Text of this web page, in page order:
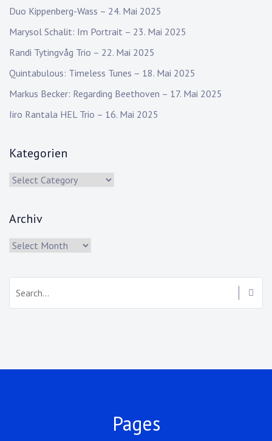
Duo Kippenberg-Wass – 24. Mai 2025
Marysol Schalit: Im Portrait – 23. Mai 2025
Randi Tytingvåg Trio – 22. Mai 2025
Quintabulous: Timeless Tunes – 18. Mai 2025
Markus Becker: Regarding Beethoven – 17. Mai 2025
Iiro Rantala HEL Trio – 16. Mai 2025
Kategorien
Kategorien
Archiv
Archiv
Pages